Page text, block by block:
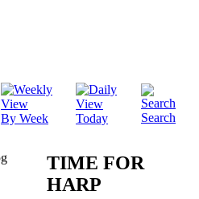
By Week Today Search
TIME FOR
HARP